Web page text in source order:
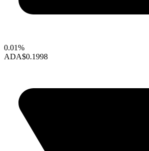
0.01%
ADA$0.1998